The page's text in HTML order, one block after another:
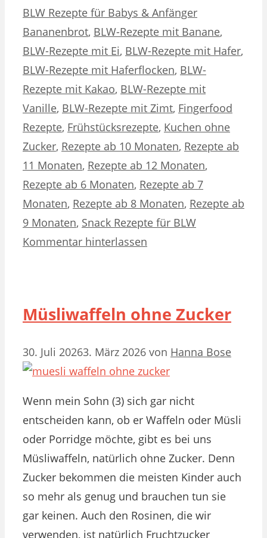
Kategorien
BLW Rezepte für Babys & AnfängerSchlagwörter
Bananenbrot, BLW-Rezepte mit Banane,
BLW-Rezepte mit Ei, BLW-Rezepte mit Hafer,
BLW-Rezepte mit Haferflocken, BLW-
Rezepte mit Kakao, BLW-Rezepte mit
Vanille, BLW-Rezepte mit Zimt, Fingerfood
Rezepte, Frühstücksrezepte, Kuchen ohne
Zucker, Rezepte ab 10 Monaten, Rezepte ab
11 Monaten, Rezepte ab 12 Monaten,
Rezepte ab 6 Monaten, Rezepte ab 7
Monaten, Rezepte ab 8 Monaten, Rezepte ab
9 Monaten, Snack Rezepte für BLW
Kommentar hinterlassen
Müsliwaffeln ohne Zucker
30. Juli 20263. März 2026 von Hanna Bose
Wenn mein Sohn (3) sich gar nicht
entscheiden kann, ob er Waffeln oder Müsli
oder Porridge möchte, gibt es bei uns
Müsliwaffeln, natürlich ohne Zucker. Denn
Zucker bekommen die meisten Kinder auch
so mehr als genug und brauchen tun sie
gar keinen. Auch den Rosinen, die wir
verwenden, ist natürlich Fruchtzucker